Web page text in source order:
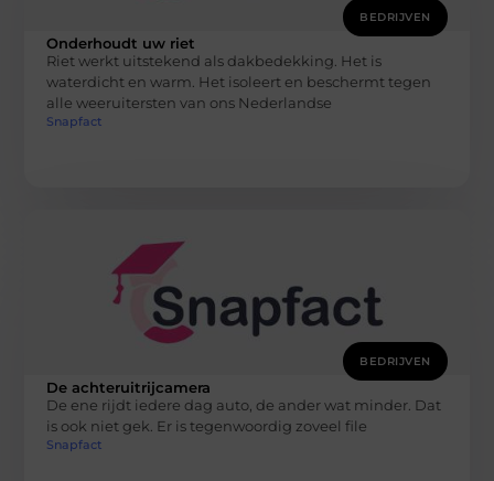
BEDRIJVEN
Onderhoudt uw riet
Riet werkt uitstekend als dakbedekking. Het is
waterdicht en warm. Het isoleert en beschermt tegen
alle weeruitersten van ons Nederlandse
Snapfact
BEDRIJVEN
De achteruitrijcamera
De ene rijdt iedere dag auto, de ander wat minder. Dat
is ook niet gek. Er is tegenwoordig zoveel file
Snapfact